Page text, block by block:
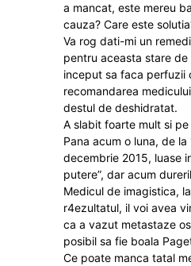
a mancat, este mereu
cauza? Care este
Va rog dati-mi un
pentru aceasta stare
inceput sa faca perfuzii
recomandarea
destul de deshidratat.
A slabit foarte mult si
Pana acum o luna, de
decembrie 2015, luase
putere”, dar acum
Medicul de imagistica,
r4ezultatul, il voi avea
ca a vazut metastaze
posibil sa fie boala
Ce poate manca tatal